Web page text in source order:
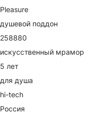
Pleasure
душевой поддон
258880
искусственный мрамор
5 лет
для душа
hi-tech
Россия